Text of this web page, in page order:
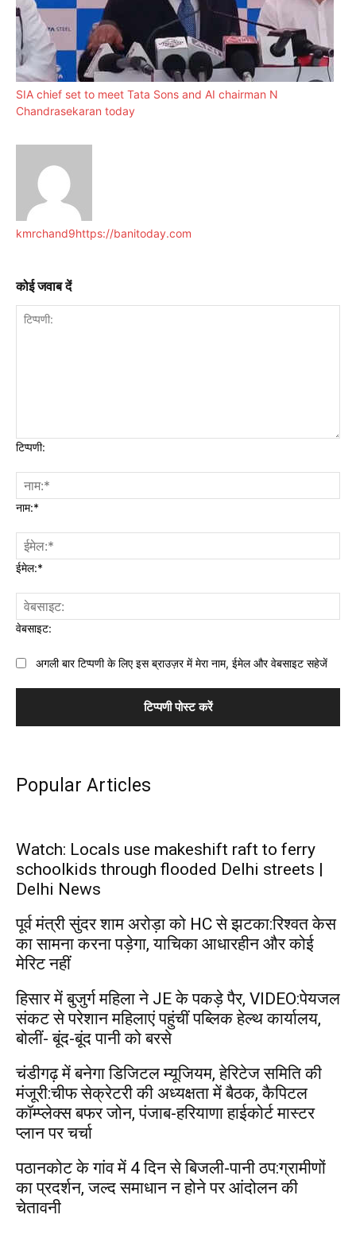
SIA chief set to meet Tata Sons and AI chairman N
Chandrasekaran today
kmrchand9https://banitoday.com
कोई जवाब दें
टिप्पणी:
नाम:*
ईमेल:*
वेबसाइट:
अगली बार टिप्पणी के लिए इस ब्राउज़र में मेरा नाम, ईमेल और वेबसाइट सहेजें
Popular Articles
Watch: Locals use makeshift raft to ferry
schoolkids through flooded Delhi streets |
Delhi News
पूर्व मंत्री सुंदर शाम अरोड़ा को HC से झटका:रिश्वत केस
का सामना करना पड़ेगा, याचिका आधारहीन और कोई
मेरिट नहीं
हिसार में बुजुर्ग महिला ने JE के पकड़े पैर, VIDEO:पेयजल
संकट से परेशान महिलाएं पहुंचीं पब्लिक हेल्थ कार्यालय,
बोलीं- बूंद-बूंद पानी को बरसे
चंडीगढ़ में बनेगा डिजिटल म्यूजियम, हेरिटेज समिति की
मंजूरी:चीफ सेक्रेटरी की अध्यक्षता में बैठक, कैपिटल
कॉम्प्लेक्स बफर जोन, पंजाब-हरियाणा हाईकोर्ट मास्टर
प्लान पर चर्चा
पठानकोट के गांव में 4 दिन से बिजली-पानी ठप:ग्रामीणों
का प्रदर्शन, जल्द समाधान न होने पर आंदोलन की
चेतावनी